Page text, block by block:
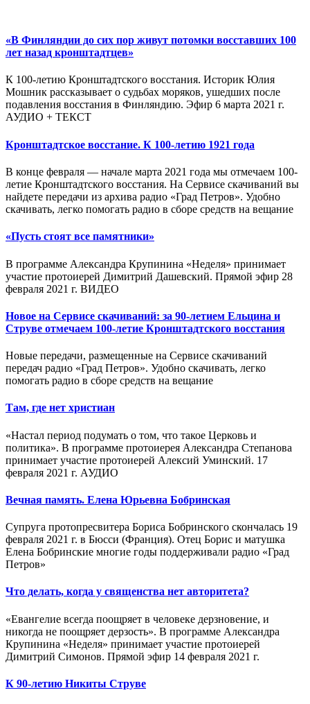
«В Финляндии до сих пор живут потомки восставших 100
лет назад кронштадтцев»
К 100-летию Кронштадтского восстания. Историк Юлия
Мошник рассказывает о судьбах моряков, ушедших после
подавления восстания в Финляндию. Эфир 6 марта 2021 г.
АУДИО + ТЕКСТ
Кронштадтское восстание. К 100-летию 1921 года
В конце февраля — начале марта 2021 года мы отмечаем 100-
летие Кронштадтского восстания. На Сервисе скачиваний вы
найдете передачи из архива радио «Град Петров». Удобно
скачивать, легко помогать радио в сборе средств на вещание
«Пусть стоят все памятники»
В программе Александра Крупинина «Неделя» принимает
участие протоиерей Димитрий Дашевский. Прямой эфир 28
февраля 2021 г. ВИДЕО
Новое на Сервисе скачиваний: за 90-летием Ельцина и
Струве отмечаем 100-летие Кронштадтского восстания
Новые передачи, размещенные на Сервисе скачиваний
передач радио «Град Петров». Удобно скачивать, легко
помогать радио в сборе средств на вещание
Там, где нет христиан
«Настал период подумать о том, что такое Церковь и
политика». В программе протоиерея Александра Степанова
принимает участие протоиерей Алексий Уминский. 17
февраля 2021 г. АУДИО
Вечная память. Елена Юрьевна Бобринская
Супруга протопресвитера Бориса Бобринского скончалась 19
февраля 2021 г. в Бюсси (Франция). Отец Борис и матушка
Елена Бобринские многие годы поддерживали радио «Град
Петров»
Что делать, когда у священства нет авторитета?
«Евангелие всегда поощряет в человеке дерзновение, и
никогда не поощряет дерзость». В программе Александра
Крупинина «Неделя» принимает участие протоиерей
Димитрий Симонов. Прямой эфир 14 февраля 2021 г.
К 90-летию Никиты Струве